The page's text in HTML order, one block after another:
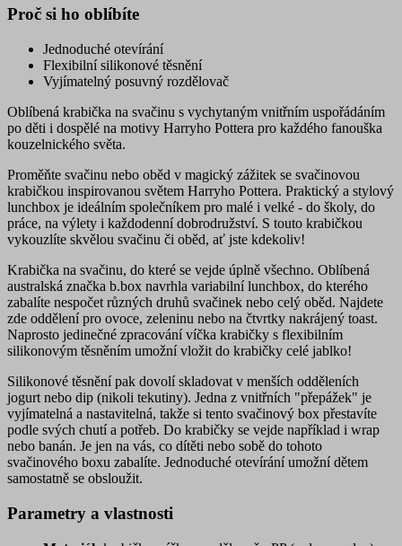
Proč si ho oblíbíte
Jednoduché otevírání
Flexibilní silikonové těsnění
Vyjímatelný posuvný rozdělovač
Oblíbená krabička na svačinu s vychytaným vnitřním uspořádáním
po děti i dospělé na motivy Harryho Pottera pro každého fanouška
kouzelnického světa.
Proměňte svačinu nebo oběd v magický zážitek se svačinovou
krabičkou inspirovanou světem Harryho Pottera. Praktický a stylový
lunchbox je ideálním společníkem pro malé i velké - do školy, do
práce, na výlety i každodenní dobrodružství. S touto krabičkou
vykouzlíte skvělou svačinu či oběd, ať jste kdekoliv!
Krabička na svačinu, do které se vejde úplně všechno. Oblíbená
australská značka b.box navrhla variabilní lunchbox, do kterého
zabalíte nespočet různých druhů svačinek nebo celý oběd. Najdete
zde oddělení pro ovoce, zeleninu nebo na čtvrtky nakrájený toast.
Naprosto jedinečné zpracování víčka krabičky s flexibilním
silikonovým těsněním umožní vložit do krabičky celé jablko!
Silikonové těsnění pak dovolí skladovat v menších odděleních
jogurt nebo dip (nikoli tekutiny). Jedna z vnitřních "přepážek" je
vyjímatelná a nastavitelná, takže si tento svačinový box přestavíte
podle svých chutí a potřeb. Do krabičky se vejde například i wrap
nebo banán. Je jen na vás, co dítěti nebo sobě do tohoto
svačinového boxu zabalíte. Jednoduché otevírání umožní dětem
samostatně se obsloužit.
Parametry a vlastnosti